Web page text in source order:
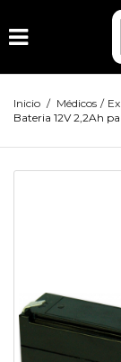
Inicio / Médicos /
Bateria 12V 2,2Ah